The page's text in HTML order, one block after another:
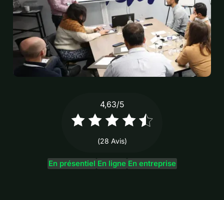
4,63/5
(28 Avis)
En présentiel En ligne En entreprise